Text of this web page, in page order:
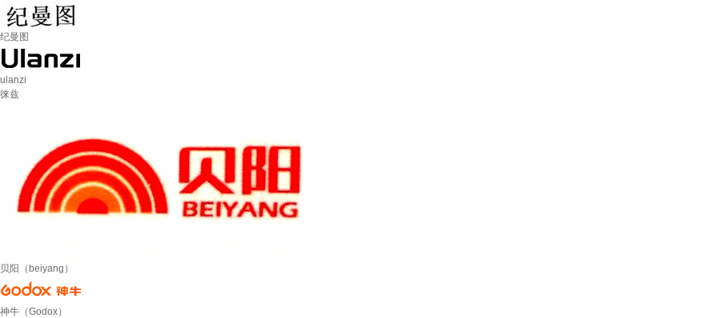
纪曼图
ulanzi
徕兹
贝阳（beiyang）
神牛（Godox）